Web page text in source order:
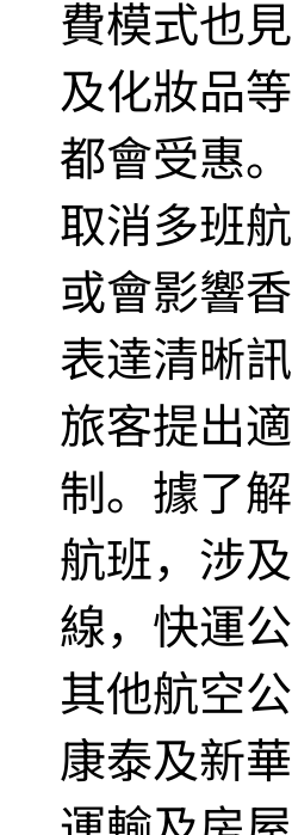
費模式也
及化妝品
都會受惠
取消多班
或會影響
表達清晰
旅客提出
制。據了
航班，涉
線，快運
其他航空
康泰及新